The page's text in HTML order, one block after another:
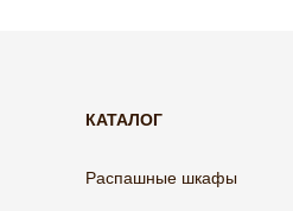
КАТАЛОГ
Распашные шкафы